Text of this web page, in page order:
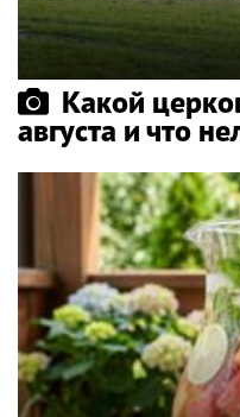
Какой
августа и что